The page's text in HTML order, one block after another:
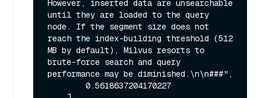
However, inserted data are unsearchable
until they are loaded to the query
node. If the segment size does not
reach the index-building threshold (512
MB by default), Milvus resorts to
brute-force search and query
performance may be diminished.\n\n###",